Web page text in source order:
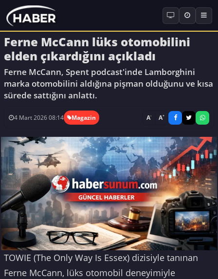
Ferne McCann lüks otomobilini
elden çıkardığını açıkladı
Ferne McCann, Spent podcast'inde Lamborghini
marka otomobilini aldığına pişman olduğunu ve kısa
sürede sattığını anlattı.
4 Mart 2026 08:14 Magazin A- A+
TOWIE (The Only Way Is Essex) dizisiyle tanınan
Ferne McCann, lüks otomobil deneyimiyle